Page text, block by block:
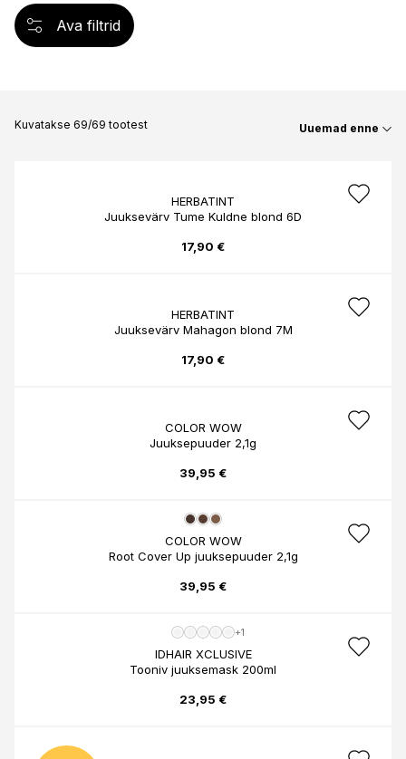
Ava filtrid
Kuvatakse 69/69 tootest Uuemad enne
HERBATINT
Juuksevärv Tume Kuldne blond 6D
17,90 €
HERBATINT
Juuksevärv Mahagon blond 7M
17,90 €
COLOR WOW
Juuksepuuder 2,1g
39,95 €
COLOR WOW
Root Cover Up juuksepuuder 2,1g
39,95 €
+1
IDHAIR XCLUSIVE
Tooniv juuksemask 200ml
23,95 €